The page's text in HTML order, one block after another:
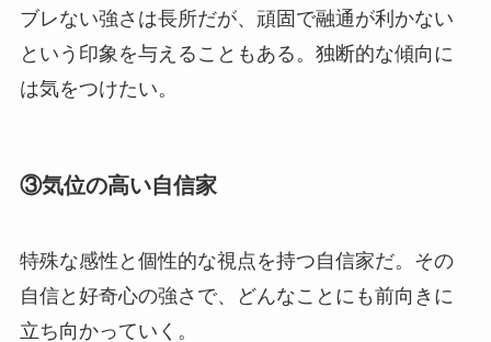
ブレない強さは長所だが、頑固で融通が利かない
という印象を与えることもある。独断的な傾向に
は気をつけたい。
③気位の高い自信家
特殊な感性と個性的な視点を持つ自信家だ。その
自信と好奇心の強さで、どんなことにも前向きに
立ち向かっていく。